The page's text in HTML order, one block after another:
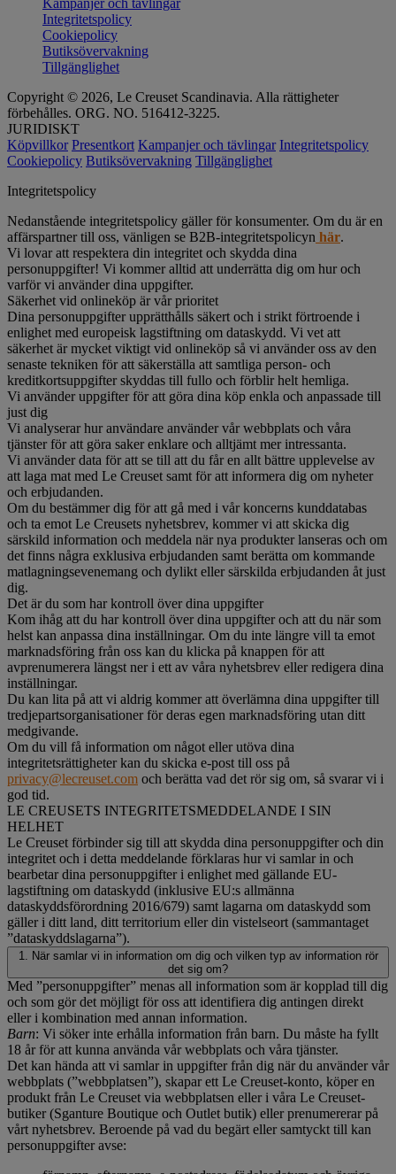
Integritetspolicy
Cookiepolicy
Butiksövervakning
Tillgänglighet
Copyright © 2026, Le Creuset Scandinavia. Alla rättigheter
förbehålles. ORG. NO. 516412-3225.
JURIDISKT
Köpvillkor Presentkort Kampanjer och tävlingar Integritetspolicy
Cookiepolicy Butiksövervakning Tillgänglighet
Integritetspolicy
Nedanstående integritetspolicy gäller för konsumenter. Om du är en
affärspartner till oss, vänligen se B2B-integritetspolicyn här.
Vi lovar att respektera din integritet och skydda dina
personuppgifter! Vi kommer alltid att underrätta dig om hur och
varför vi använder dina uppgifter.
Säkerhet vid onlineköp är vår prioritet
Dina personuppgifter upprätthålls säkert och i strikt förtroende i
enlighet med europeisk lagstiftning om dataskydd. Vi vet att
säkerhet är mycket viktigt vid onlineköp så vi använder oss av den
senaste tekniken för att säkerställa att samtliga person- och
kreditkortsuppgifter skyddas till fullo och förblir helt hemliga.
Vi använder uppgifter för att göra dina köp enkla och anpassade till
just dig
Vi analyserar hur användare använder vår webbplats och våra
tjänster för att göra saker enklare och alltjämt mer intressanta.
Vi använder data för att se till att du får en allt bättre upplevelse av
att laga mat med Le Creuset samt för att informera dig om nyheter
och erbjudanden.
Om du bestämmer dig för att gå med i vår koncerns kunddatabas
och ta emot Le Creusets nyhetsbrev, kommer vi att skicka dig
särskild information och meddela när nya produkter lanseras och om
det finns några exklusiva erbjudanden samt berätta om kommande
matlagningsevenemang och dylikt eller särskilda erbjudanden åt just
dig.
Det är du som har kontroll över dina uppgifter
Kom ihåg att du har kontroll över dina uppgifter och att du när som
helst kan anpassa dina inställningar. Om du inte längre vill ta emot
marknadsföring från oss kan du klicka på knappen för att
avprenumerera längst ner i ett av våra nyhetsbrev eller redigera dina
inställningar.
Du kan lita på att vi aldrig kommer att överlämna dina uppgifter till
tredjepartsorganisationer för deras egen marknadsföring utan ditt
medgivande.
Om du vill få information om något eller utöva dina
integritetsrättigheter kan du skicka e-post till oss på
privacy@lecreuset.com och berätta vad det rör sig om, så svarar vi i
god tid.
LE CREUSETS INTEGRITETSMEDDELANDE I SIN
HELHET
Le Creuset förbinder sig till att skydda dina personuppgifter och din
integritet och i detta meddelande förklaras hur vi samlar in och
bearbetar dina personuppgifter i enlighet med gällande EU-
lagstiftning om dataskydd (inklusive EU:s allmänna
dataskyddsförordning 2016/679) samt lagarna om dataskydd som
gäller i ditt land, ditt territorium eller din vistelseort (sammantaget
”dataskyddslagarna”).
1. När samlar vi in information om dig och vilken typ av information rör
det sig om?
Med ”personuppgifter” menas all information som är kopplad till dig
och som gör det möjligt för oss att identifiera dig antingen direkt
eller i kombination med annan information.
Barn: Vi söker inte erhålla information från barn. Du måste ha fyllt
18 år för att kunna använda vår webbplats och våra tjänster.
Det kan hända att vi samlar in uppgifter från dig när du använder vår
webbplats (”webbplatsen”), skapar ett Le Creuset-konto, köper en
produkt från Le Creuset via webbplatsen eller i våra Le Creuset-
butiker (Sganture Boutique och Outlet butik) eller prenumererar på
vårt nyhetsbrev. Beroende på vad du begärt eller samtyckt till kan
personuppgifter avse: